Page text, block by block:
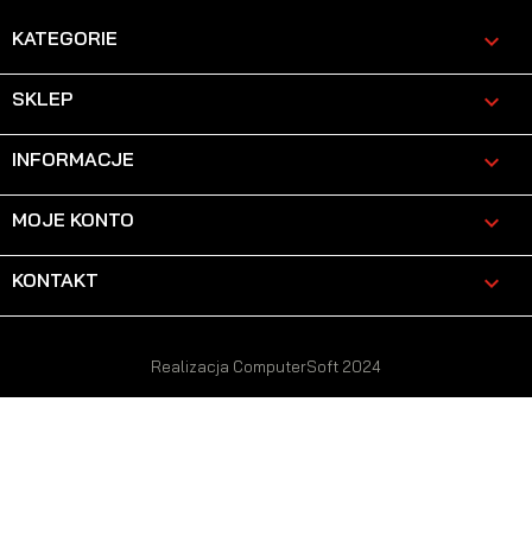
KATEGORIE 
SKLEP 
INFORMACJE 
MOJE KONTO 
KONTAKT keyboard_arrow_down
Realizacja ComputerSoft 2024